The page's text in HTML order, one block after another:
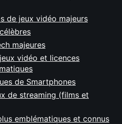
de jeux vidéo majeurs
majeures
vidéo et licences
de Smartphones
de streaming (films et
emblématiques et connus